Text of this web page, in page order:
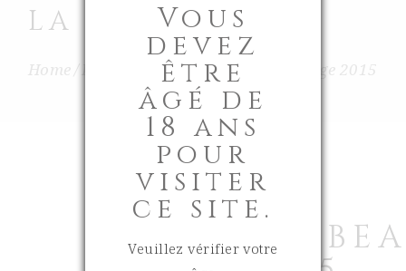
LA BOUTIQUE
Home La Boutique Vins Ch.Beauvillage 2015
Vous
devez
être
âgé de
18 ans
pour
visiter
ce site.
Veuillez vérifier votre